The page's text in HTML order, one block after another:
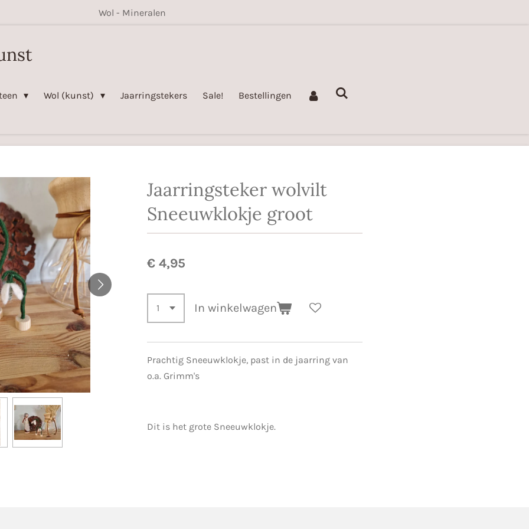
Wol - Mineralen
Wol (kunst) Jaarringstekers Sale! Bestellingen
Jaarringsteker wolvilt
Sneeuwklokje groot
€ 4,95
In winkelwagen
Prachtig Sneeuwklokje, past in de jaarring van
o.a. Grimm's
Dit is het grote Sneeuwklokje.